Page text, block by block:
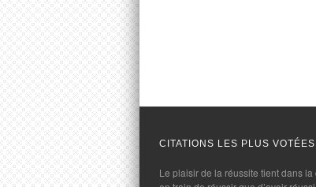
CITATIONS LES PLUS VOTÉES
Le plaisir de la réussite tient dans la